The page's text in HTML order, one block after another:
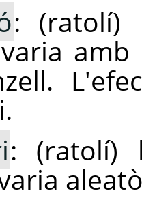
: (ratolí)
: (ratolí)